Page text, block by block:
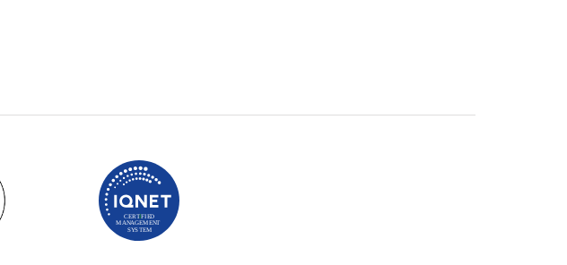
CERTIFIED
MANAGEMENT
SYSTEM